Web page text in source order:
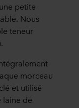
petite
Nous
teneur
morceau
et utilisé
laine de